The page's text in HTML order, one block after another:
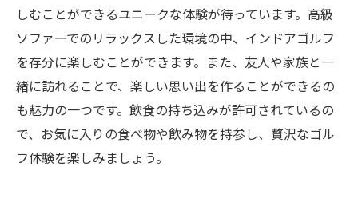
しむことができるユニークな体験が待っています。高級
ソファーでのリラックスした環境の中、インドアゴルフ
を存分に楽しむことができます。また、友人や家族と一
緒に訪れることで、楽しい思い出を作ることができるの
も魅力の一つです。飲食の持ち込みが許可されているの
で、お気に入りの食べ物や飲み物を持参し、贅沢なゴル
フ体験を楽しみましょう。